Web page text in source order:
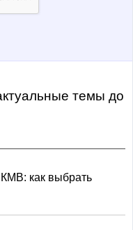
темы до
как выбрать